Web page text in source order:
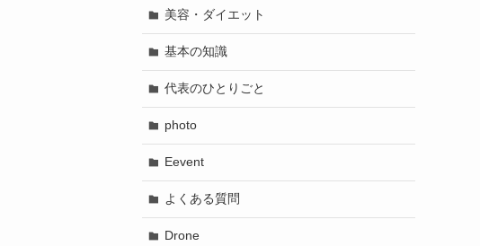
美容・ダイエット
基本の知識
代表のひとりごと
photo
Eevent
よくある質問
Drone